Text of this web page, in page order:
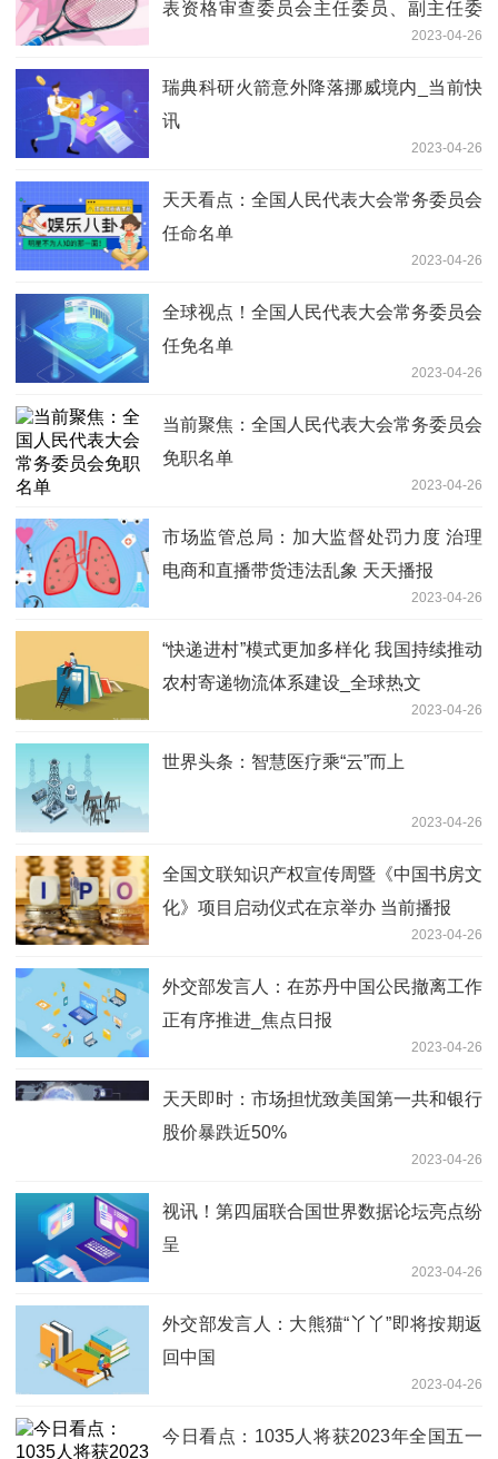
表资格审查委员会主任委员、副主任委
2023-04-26
瑞典科研火箭意外降落挪威境内_当前快
讯
2023-04-26
天天看点：全国人民代表大会常务委员会
任命名单
2023-04-26
全球视点！全国人民代表大会常务委员会
任免名单
2023-04-26
当前聚焦：全国人民代表大会常务委员会
免职名单
2023-04-26
市场监管总局：加大监督处罚力度 治理
电商和直播带货违法乱象 天天播报
2023-04-26
“快递进村”模式更加多样化 我国持续推动
农村寄递物流体系建设_全球热文
2023-04-26
世界头条：智慧医疗乘“云”而上
2023-04-26
全国文联知识产权宣传周暨《中国书房文
化》项目启动仪式在京举办 当前播报
2023-04-26
外交部发言人：在苏丹中国公民撤离工作
正有序推进_焦点日报
2023-04-26
天天即时：市场担忧致美国第一共和银行
股价暴跌近50%
2023-04-26
视讯！第四届联合国世界数据论坛亮点纷
呈
2023-04-26
外交部发言人：大熊猫“丫丫”即将按期返
回中国
2023-04-26
今日看点：1035人将获2023年全国五一